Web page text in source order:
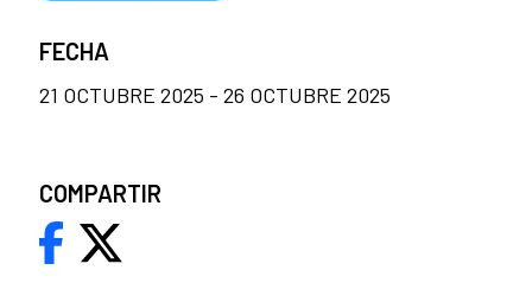
FECHA
21 OCTUBRE 2025 - 26 OCTUBRE 2025
COMPARTIR